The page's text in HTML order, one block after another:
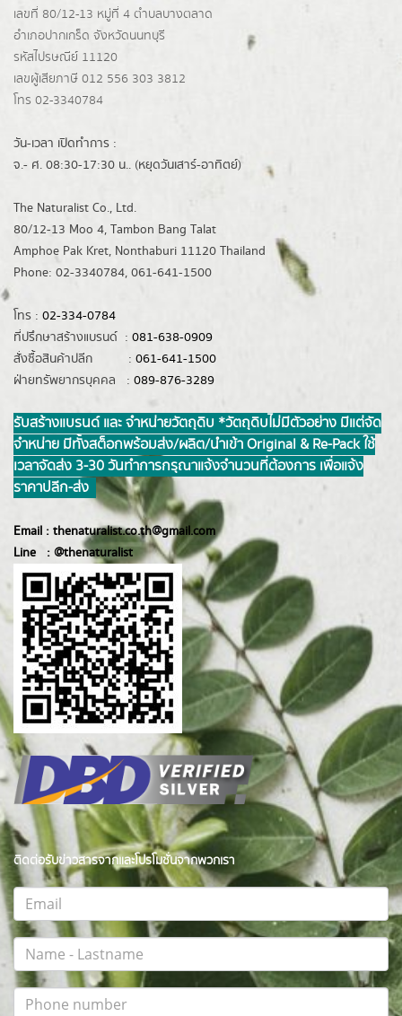
เลขที่ 80/12-13 หมู่ที่ 4 ตำบลบางตลาด
อำเภอปากเกร็ด จังหวัดนนทบุรี
รหัสไปรษณีย์ 11120
เลขผู้เสียภาษี 012 556 303 3812
โทร 02-3340784
วัน-เวลา เปิดทำการ :
จ.- ศ. 08:30-17:30 น.. (หยุดวันเสาร์-อาทิตย์)
The Naturalist Co., Ltd.
80/12-13 Moo 4, Tambon Bang Talat
Amphoe Pak Kret, Nonthaburi 11120 Thailand
Phone: 02-3340784, 061-641-1500
โทร : 02-334-0784
ที่ปรึกษาสร้างแบรนด์ : 081-638-0909
สั่งซื้อสินค้าปลีก : 061-641-1500
ฝ่ายทรัพยากรบุคคล : 089-876-3289
รับสร้างแบรนด์ และ จำหน่ายวัตถุดิบ *วัตถุดิบไม่มีตัวอย่าง มีแต่จัด
จำหน่าย มีทั้งสต็อกพร้อมส่ง/ผลิต/นำเข้า Original & Re-Pack ใช้
เวลาจัดส่ง 3-30 วันทำการ กรุณาแจ้งจำนวนที่ต้องการ เพื่อแจ้ง
ราคาปลีก-ส่ง
Email : thenaturalist.co.th@gmail.com
Line : @thenaturalist
ติดต่อรับข่าวสารจากและโปรโมชั่นจากพวกเรา